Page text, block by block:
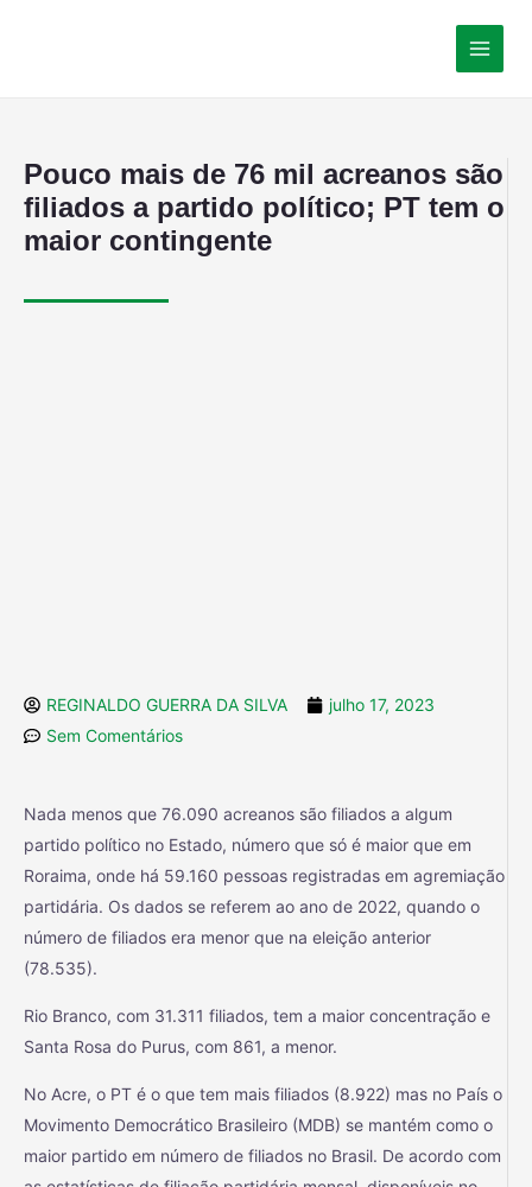
Pouco mais de 76 mil acreanos são
filiados a partido político; PT tem o
maior contingente
REGINALDO GUERRA DA SILVA
julho 17, 2023
Sem Comentários
Nada menos que 76.090 acreanos são filiados a algum
partido político no Estado, número que só é maior que em
Roraima, onde há 59.160 pessoas registradas em agremiação
partidária. Os dados se referem ao ano de 2022, quando o
número de filiados era menor que na eleição anterior
(78.535).
Rio Branco, com 31.311 filiados, tem a maior concentração e
Santa Rosa do Purus, com 861, a menor.
No Acre, o PT é o que tem mais filiados (8.922) mas no País o
Movimento Democrático Brasileiro (MDB) se mantém como o
maior partido em número de filiados no Brasil. De acordo com